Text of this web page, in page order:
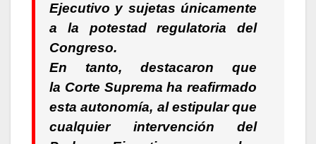
Ejecutivo y sujetas únicamente
a la potestad regulatoria del
Congreso.
En tanto, destacaron que
la Corte Suprema ha reafirmado
esta autonomía, al estipular que
cualquier intervención del